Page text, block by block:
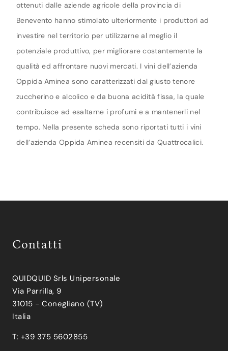
ottenuti dalle aziende agricole della provincia di
Benevento hanno stimolato ulteriormente i produttori ad
investire nel territorio per utilizzarne al meglio il
potenziale produttivo, per migliorare costantemente la
qualità ed affrontare nuovi mercati. I vini dell’azienda
Oppida Aminea sono caratterizzati dal giusto tenore
zuccherino e alcolico e da buona acidità fissa, la quale
contribuisce ad esaltarne i profumi e a mantenerli nel
tempo. Nella presente scheda sono riportati tutti i vini
dell’azienda Oppida Aminea recensiti da Quattrocalici.
Contatti
QUIDQUID Srls Unipersonale
Via Parrilla, 9
31015 - Conegliano (TV)
Italia
T: +39 375 5602855